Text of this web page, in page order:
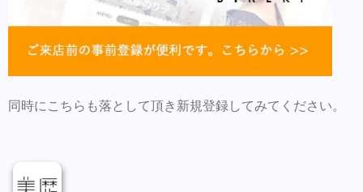
同時にこちらも落として頂き新規登録してみてください。